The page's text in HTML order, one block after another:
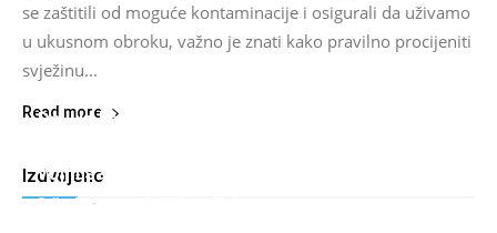
se zaštitili od moguće kontaminacije i osigurali da uživamo
u ukusnom obroku, važno je znati kako pravilno procijeniti
svježinu...
Read more
Izdvojeno
Da li je kreiran muslimanski NATO: Turska,
vojni savez!
Salim D. -